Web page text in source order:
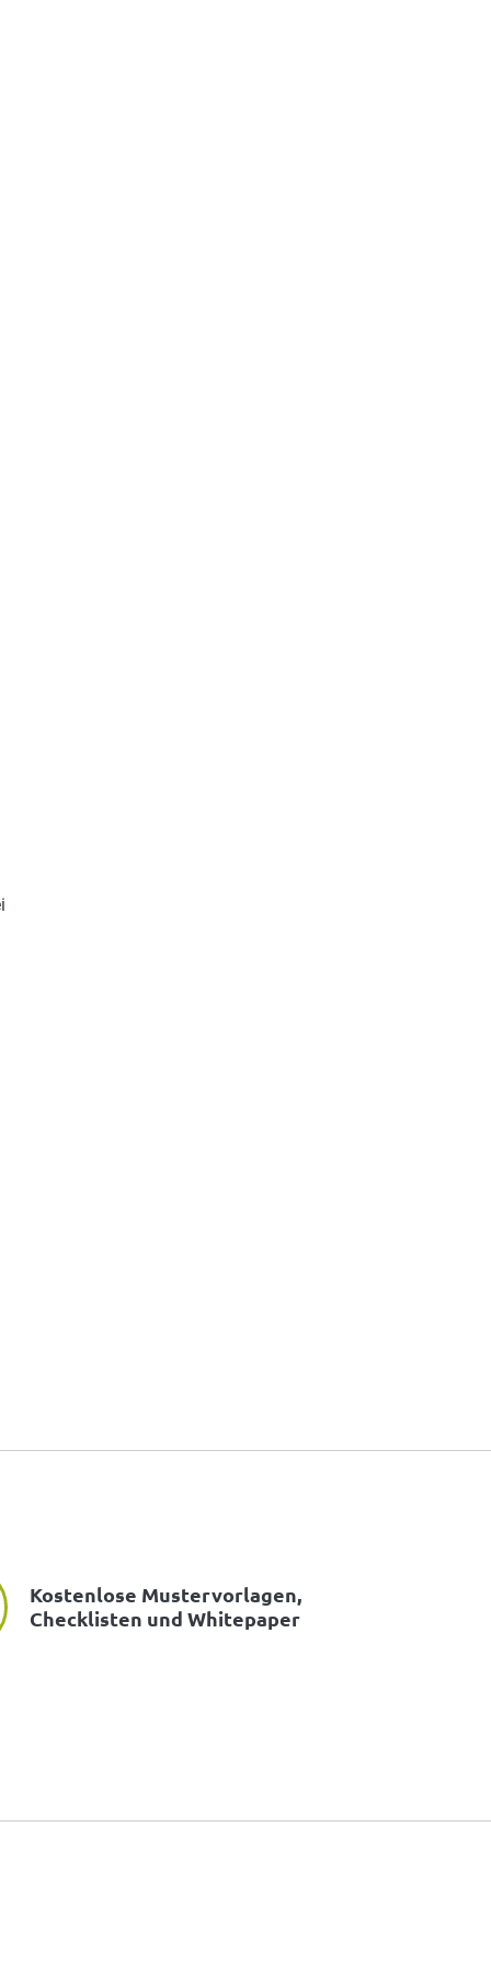
Kostenlose Mustervorlagen,
Checklisten und Whitepaper